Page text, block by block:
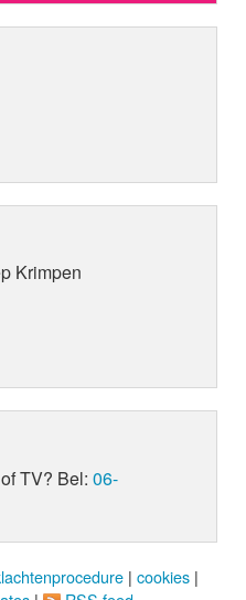
Krimpen
TV? Bel:06-
| cookies |